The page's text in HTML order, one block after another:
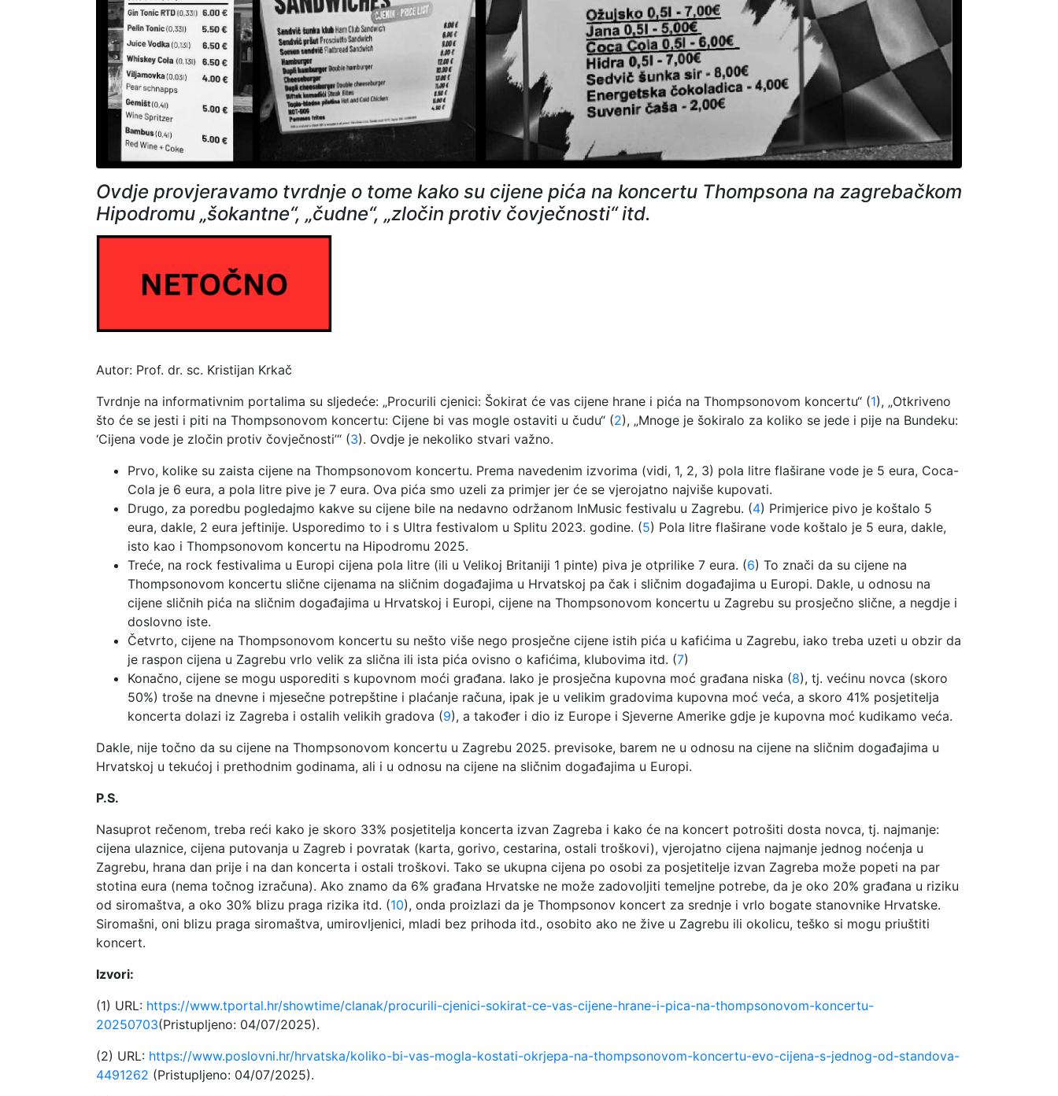
Ovdje provjeravamo tvrdnje o tome kako su cijene pića na koncertu Thompsona na zagrebačkom
Hipodromu „šokantne“, „čudne“, „zločin protiv čovječnosti“ itd.
Autor: Prof. dr. sc. Kristijan Krkač
Tvrdnje na informativnim portalima su sljedeće: „Procurili cjenici: Šokirat će vas cijene hrane i pića na Thompsonovom koncertu“ (1), „Otkriveno
što će se jesti i piti na Thompsonovom koncertu: Cijene bi vas mogle ostaviti u čudu“ (2), „Mnoge je šokiralo za koliko se jede i pije na Bundeku:
‘Cijena vode je zločin protiv čovječnosti’“ (3). Ovdje je nekoliko stvari važno.
Prvo, kolike su zaista cijene na Thompsonovom koncertu. Prema navedenim izvorima (vidi, 1, 2, 3) pola litre flaširane vode je 5 eura, Coca-
Cola je 6 eura, a pola litre pive je 7 eura. Ova pića smo uzeli za primjer jer će se vjerojatno najviše kupovati.
Drugo, za poredbu pogledajmo kakve su cijene bile na nedavno održanom InMusic festivalu u Zagrebu. (4) Primjerice pivo je koštalo 5
eura, dakle, 2 eura jeftinije. Usporedimo to i s Ultra festivalom u Splitu 2023. godine. (5) Pola litre flaširane vode koštalo je 5 eura, dakle,
isto kao i Thompsonovom koncertu na Hipodromu 2025.
Treće, na rock festivalima u Europi cijena pola litre (ili u Velikoj Britaniji 1 pinte) piva je otprilike 7 eura. (6) To znači da su cijene na
Thompsonovom koncertu slične cijenama na sličnim događajima u Hrvatskoj pa čak i sličnim događajima u Europi. Dakle, u odnosu na
cijene sličnih pića na sličnim događajima u Hrvatskoj i Europi, cijene na Thompsonovom koncertu u Zagrebu su prosječno slične, a negdje i
doslovno iste.
Četvrto, cijene na Thompsonovom koncertu su nešto više nego prosječne cijene istih pića u kafićima u Zagrebu, iako treba uzeti u obzir da
je raspon cijena u Zagrebu vrlo velik za slična ili ista pića ovisno o kafićima, klubovima itd. (7)
Konačno, cijene se mogu usporediti s kupovnom moći građana. Iako je prosječna kupovna moć građana niska (8), tj. većinu novca (skoro
50%) troše na dnevne i mjesečne potrepštine i plaćanje računa, ipak je u velikim gradovima kupovna moć veća, a skoro 41% posjetitelja
koncerta dolazi iz Zagreba i ostalih velikih gradova (9), a također i dio iz Europe i Sjeverne Amerike gdje je kupovna moć kudikamo veća.
Dakle, nije točno da su cijene na Thompsonovom koncertu u Zagrebu 2025. previsoke, barem ne u odnosu na cijene na sličnim događajima u
Hrvatskoj u tekućoj i prethodnim godinama, ali i u odnosu na cijene na sličnim događajima u Europi.
P.S.
Nasuprot rečenom, treba reći kako je skoro 33% posjetitelja koncerta izvan Zagreba i kako će na koncert potrošiti dosta novca, tj. najmanje:
cijena ulaznice, cijena putovanja u Zagreb i povratak (karta, gorivo, cestarina, ostali troškovi), vjerojatno cijena najmanje jednog noćenja u
Zagrebu, hrana dan prije i na dan koncerta i ostali troškovi. Tako se ukupna cijena po osobi za posjetitelje izvan Zagreba može popeti na par
stotina eura (nema točnog izračuna). Ako znamo da 6% građana Hrvatske ne može zadovoljiti temeljne potrebe, da je oko 20% građana u riziku
od siromaštva, a oko 30% blizu praga rizika itd. (10), onda proizlazi da je Thompsonov koncert za srednje i vrlo bogate stanovnike Hrvatske.
Siromašni, oni blizu praga siromaštva, umirovljenici, mladi bez prihoda itd., osobito ako ne žive u Zagrebu ili okolicu, teško si mogu priuštiti
koncert.
Izvori:
(1) URL: https://www.tportal.hr/showtime/clanak/procurili-cjenici-sokirat-ce-vas-cijene-hrane-i-pica-na-thompsonovom-koncertu-
20250703(Pristupljeno: 04/07/2025).
(2) URL: https://www.poslovni.hr/hrvatska/koliko-bi-vas-mogla-kostati-okrjepa-na-thompsonovom-koncertu-evo-cijena-s-jednog-od-standova-
4491262 (Pristupljeno: 04/07/2025).